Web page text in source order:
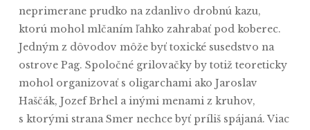
neprimerane prudko na zdanlivo drobnú kazu,
ktorú mohol mlčaním ľahko zahrabať pod koberec.
Jedným z dôvodov môže byť toxické susedstvo na
ostrove Pag. Spoločné grilovačky by totiž teoreticky
mohol organizovať s oligarchami ako Jaroslav
Haščák, Jozef Brhel a inými menami z kruhov,
s ktorými strana Smer nechce byť príliš spájaná. Viac